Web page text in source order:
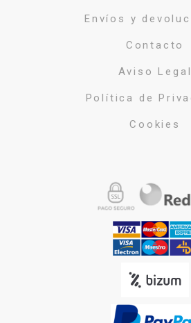
Envíos y
Contacto
Aviso Legal
Política de
Cookies